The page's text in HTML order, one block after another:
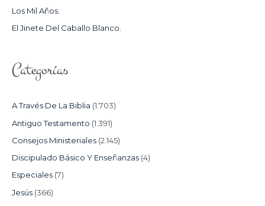
:Los Mil Años.
El Jinete Del Caballo Blanco.
Categorías
A Través De La Biblia (1.703)
Antiguo Testamento (1.391)
Consejos Ministeriales (2.145)
Discipulado Básico Y Enseñanzas (4)
Especiales (7)
Jesús (366)